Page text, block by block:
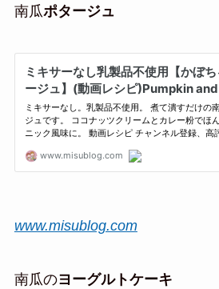
南瓜ポタージュ
www.misublog.com
南瓜のヨーグルトケーキ